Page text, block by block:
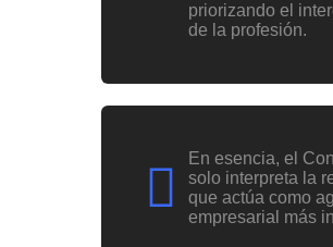
priorizando el
de la profesión.
En esencia, el
solo interpreta la
que actúa como
empresarial más